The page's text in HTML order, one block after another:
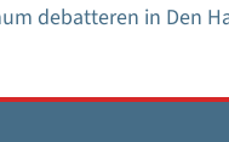
debatteren in Den